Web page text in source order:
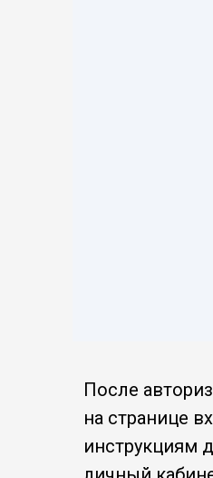
После
на странице
инструкциям